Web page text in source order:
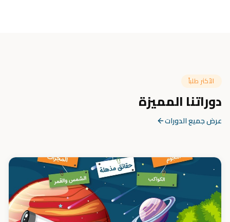
الأكثر طلباً
دوراتنا المميزة
عرض جميع الدورات